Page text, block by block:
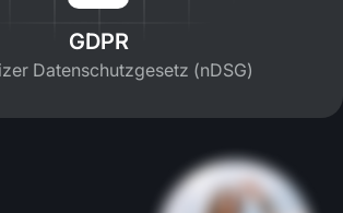
GDPR
Datenschutzgesetz (nDSG)